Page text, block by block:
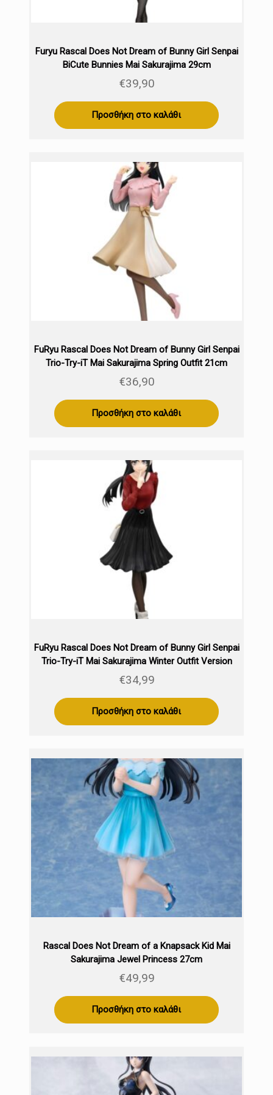
Furyu Rascal Does Not Dream of Bunny Girl Senpai
BiCute Bunnies Mai Sakurajima 29cm
€39,90
Προσθήκη στο καλάθι
FuRyu Rascal Does Not Dream of Bunny Girl Senpai
Trio-Try-iT Mai Sakurajima Spring Outfit 21cm
€36,90
Προσθήκη στο καλάθι
FuRyu Rascal Does Not Dream of Bunny Girl Senpai
Trio-Try-iT Mai Sakurajima Winter Outfit Version
21cm
€34,99
Προσθήκη στο καλάθι
Rascal Does Not Dream of a Knapsack Kid Mai
Sakurajima Jewel Princess 27cm
€49,99
Προσθήκη στο καλάθι